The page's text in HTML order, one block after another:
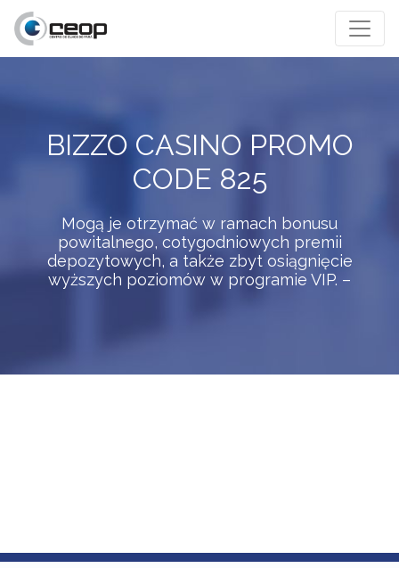
BIZZO CASINO PROMO
CODE 825
Mogą je otrzymać w ramach bonusu
powitalnego, cotygodniowych premii
depozytowych, a także zbyt osiągnięcie
wyższych poziomów w programie VIP. –